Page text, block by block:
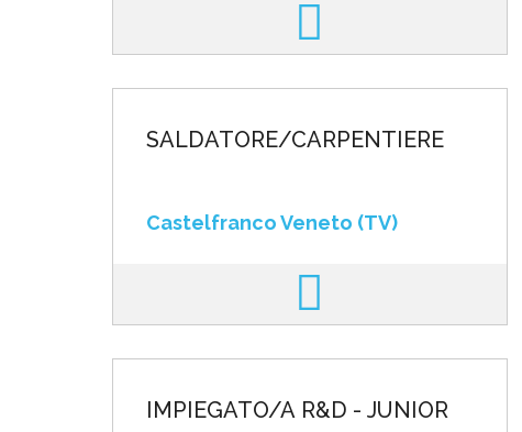
SALDATORE/CARPENTIERE
Castelfranco Veneto (TV)
IMPIEGATO/A R&D - JUNIOR